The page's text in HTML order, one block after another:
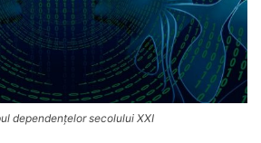
dependenţelor secolului XXI